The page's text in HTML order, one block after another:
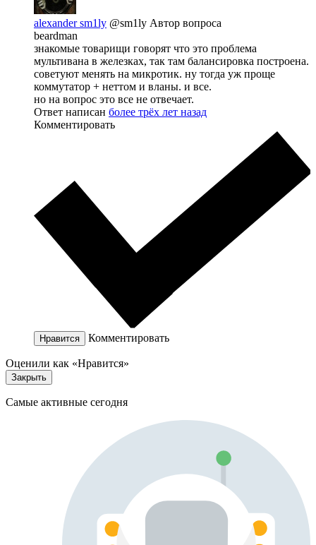
alexander sm1ly @sm1ly Автор вопроса
beardman
знакомые товарищи говорят что это проблема
мультивана в железках, так там балансировка построена.
советуют менять на микротик. ну тогда уж проще
коммутатор + неттом и вланы. и все.
но на вопрос это все не отвечает.
Ответ написан более трёх лет назад
Комментировать
Нравится Комментировать
Оценили как «Нравится»
Закрыть
Самые активные сегодня